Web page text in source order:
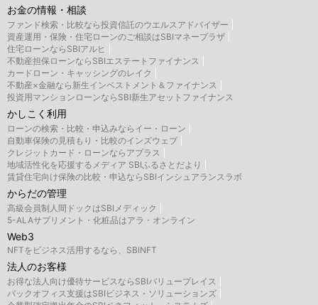
お金の情報・相談
ファンド検索・比較なら投資信託のウエルスアドバイザー
資産運用・保険・住宅ローンのご相談はSBIマネープラザ
住宅ローンならSBIアルヒ
不動産担保ローンならSBIエステートファイナンス
カードローン・キャッシングのレイク
不動産×金融なら新生インベストメント＆ファイナンス
投資用マンションローンならSBI新生アセットファイナンス
かしこく利用
ローンの検索・比較・申込みならイー・ローン
自動車保険の見積もり・比較のインズウェブ
クレジットカード・ローンならアプラス
地域活性化を応援するメディア SBIふるさとだより
賃貸住宅向け保険の比較・申込ならSBIインシュアランスラボ
からだの管理
高級会員制人間ドックはSBIメディック
5-ALAサプリメント・化粧品はアラ・オンライン
Web3
NFTをビジネス活用するなら、SBINFT
法人のお客様
お得な法人向け優待サービスならSBIバリュープレイス
バックオフィス支援はSBIビジネス・ソリューションズ